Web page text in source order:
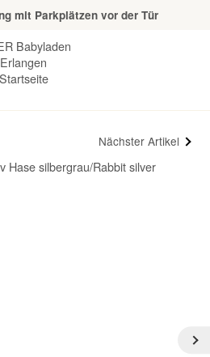
mit Parkplätzen vor der Tür
Nächster Artikel